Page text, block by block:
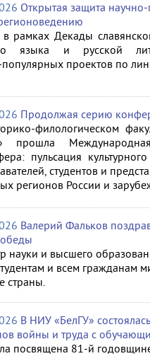
Открытая защита
рамках Декады
языка и русской
проектов по
Продолжая серию
филологическом
прошла
пульсация
студентов и
регионов России и
Валерий Фальков
науки и высшего
и всем гражданам
страны.
В НИУ «БелГУ»
войны и труда с
посвящена 81-й